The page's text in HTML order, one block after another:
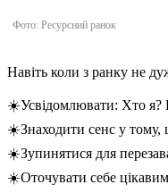
Фото: Ресурсний ранок
Навіть коли з ранку не
☀️Усвідомлювати: Хто я?
☀️Знаходити сенс у тому,
☀️Зупинятися для
☀️Оточувати себе